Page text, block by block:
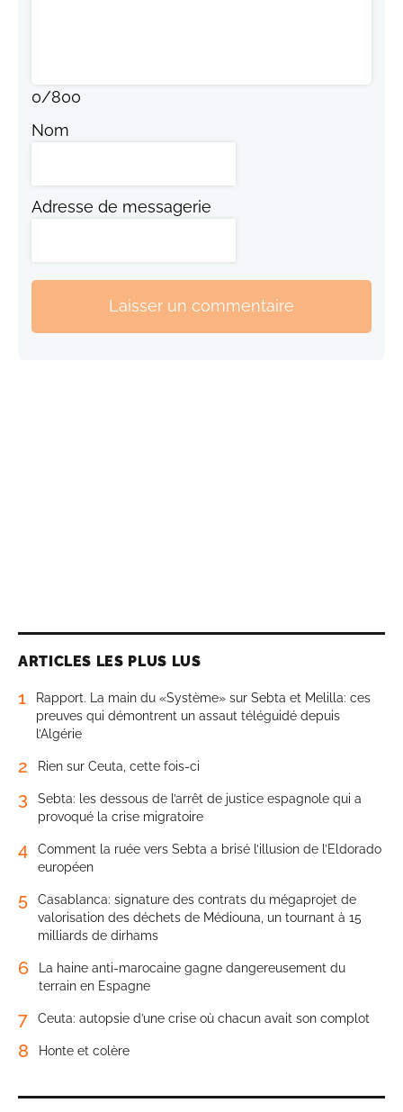
0/800
Nom
Adresse de messagerie
Laisser un commentaire
ARTICLES LES PLUS LUS
1
Rapport. La main du «Système» sur Sebta et Melilla: ces
preuves qui démontrent un assaut téléguidé depuis
l’Algérie
2 Rien sur Ceuta, cette fois-ci
3
Sebta: les dessous de l’arrêt de justice espagnole qui a
provoqué la crise migratoire
4
Comment la ruée vers Sebta a brisé l’illusion de l’Eldorado
européen
5
Casablanca: signature des contrats du mégaprojet de
valorisation des déchets de Médiouna, un tournant à 15
milliards de dirhams
6
La haine anti-marocaine gagne dangereusement du
terrain en Espagne
7 Ceuta: autopsie d’une crise où chacun avait son complot
8 Honte et colère